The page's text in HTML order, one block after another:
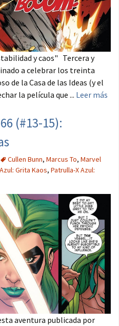
y caos" Tercera y
a celebrar los treinta
de la Casa de las Ideas (y el
la película que ... Leer más
(#13-15):
Cullen Bunn, Marcus To, Marvel
Grita Kaos, Patrulla-X Azul:
aventura publicada por